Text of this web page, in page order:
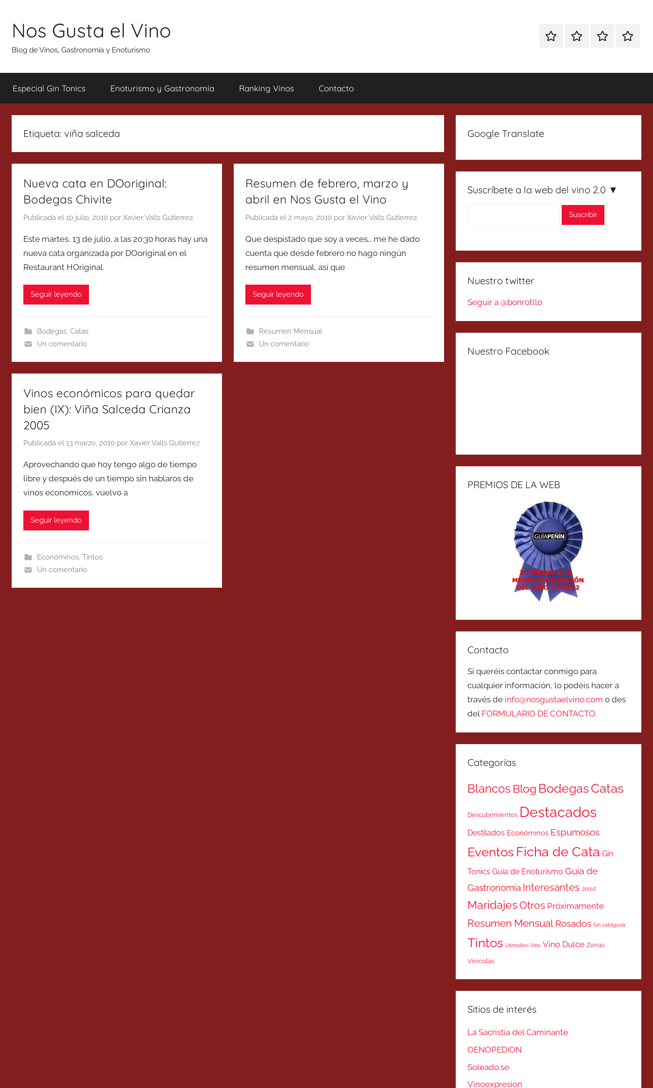
contenido
Nos Gusta el Vino
Blog de Vinos, Gastronomía y Enoturismo
EspecialEnoturismoRanking
Especial Gin Tonics Enoturismo y Gastronomía Ranking Vinos Contacto
Etiqueta: viña salceda
Nueva cata en DOoriginal:
Bodegas Chivite
Publicada el 10 julio, 2010 por Xavier Valls Gutierrez
Este martes, 13 de julio, a las 20:30 horas hay una
nueva cata organizada por DOoriginal en el
Restaurant HOriginal.
Seguir leyendo
Bodegas, Catas
Un comentario
Resumen de febrero, marzo y
abril en Nos Gusta el Vino
Publicada el 2 mayo, 2010 porXavier Valls Gutierrez
Que despistado que soy a veces… me he dado
cuenta que desde febrero no hago ningún
resumen mensual, así que
Seguir leyendo
Resumen Mensual
Un comentario
Vinos económicos para quedar
bien (IX): Viña Salceda Crianza
2005
Publicada el 13 marzo, 2010 por Xavier Valls Gutierrez
Aprovechando que hoy tengo algo de tiempo
libre y después de un tiempo sin hablaros de
vinos económicos, vuelvo a
Seguir leyendo
Económinos, Tintos
Un comentario
Google Translate
Suscríbete a la web del vino 2.0 ▼
Nuestro twitter
Seguir a @bonrotllo
Nuestro Facebook
PREMIOS DE LA WEB
Contacto
Si queréis contactar conmigo para
cualquier información, lo podéis hacer a
través de info@nosgustaelvino.com o des
del FORMULARIO DE CONTACTO.
Categorías
Blancos Blog BodegasCatas
Descubrimientos Destacados
Destilados Económinos Espumosos
Eventos Ficha de Cata Gin
Tonics Guía de Enoturismo Guía de
Gastronomía Interesantes Jerez
MaridajesOtros Próximamente
Resumen Mensual Rosados Sin categoría
Tintos Utensilios Vino Vino Dulce Zonas
Vinicolas
Sitios de interés
La Sacristía del Caminante
OENOPEDION
Soleado.se
Vinoexpresion